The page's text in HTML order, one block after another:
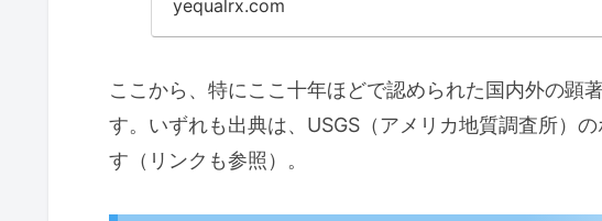
yequalrx.com
ここから、特にここ十年ほどで認められた国内外の顕
す。いずれも出典は、USGS（アメリカ地質調査所）
す（リンクも参照）。